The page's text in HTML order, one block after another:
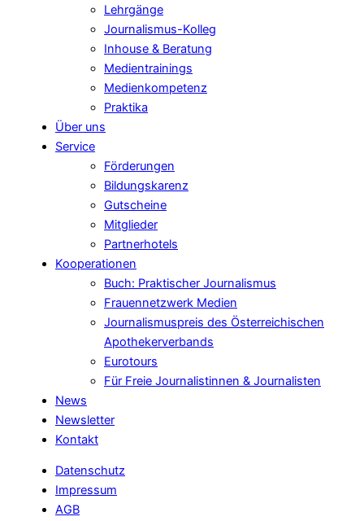
Lehrgänge
Journalismus-Kolleg
Inhouse & Beratung
Medientrainings
Medienkompetenz
Praktika
Über uns
Service
Förderungen
Bildungskarenz
Gutscheine
Mitglieder
Partnerhotels
Kooperationen
Buch: Praktischer Journalismus
Frauennetzwerk Medien
Journalismuspreis des Österreichischen
Apothekerverbands
Eurotours
Für Freie Journalistinnen & Journalisten
News
Newsletter
Kontakt
Datenschutz
Impressum
AGB